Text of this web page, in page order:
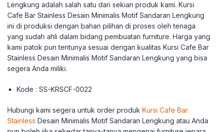
Lengkung adalah salah satu dari sekian produk kami. Kursi
Cafe Bar Stainless Desain Minimalis Motif Sandaran Lengkung
ini di produksi dengan bahan pilihan di proses oleh tenaga
yang sudah ahli dalam bidang pembuatan furniture. Harga yang
kami patok pun tentunya sesuai dengan kualitas Kursi Cafe Bar
Stainless Desain Minimalis Motif Sandaran Lengkung yang bisa
segera Anda miliki.
Kode : SS-KRSCF-0022
Hubungi kami segera untuk order produk Kursi Cafe Bar
Stainless Desain Minimalis Motif Sandaran Lengkung atau Anda